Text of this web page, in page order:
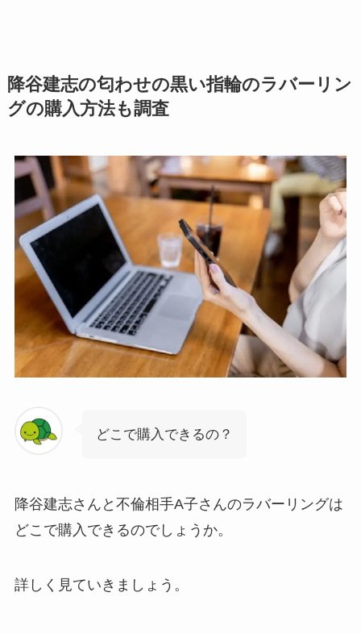
降谷建志の匂わせの黒い指輪のラバーリン
グの購入方法も調査
どこで購入できるの？
降谷建志さんと不倫相手A子さんのラバーリングは
どこで購入できるのでしょうか。
詳しく見ていきましょう。